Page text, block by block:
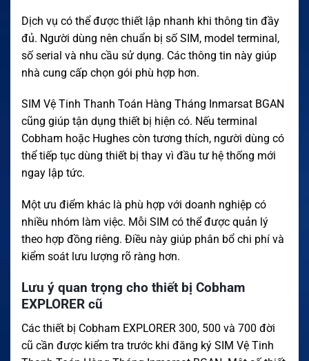
Dịch vụ có thể được thiết lập nhanh khi thông tin đầy
đủ. Người dùng nên chuẩn bị số SIM, model terminal,
số serial và nhu cầu sử dụng. Các thông tin này giúp
nhà cung cấp chọn gói phù hợp hơn.
SIM Vệ Tinh Thanh Toán Hàng Tháng Inmarsat BGAN
cũng giúp tận dụng thiết bị hiện có. Nếu terminal
Cobham hoặc Hughes còn tương thích, người dùng có
thể tiếp tục dùng thiết bị thay vì đầu tư hệ thống mới
ngay lập tức.
Một ưu điểm khác là phù hợp với doanh nghiệp có
nhiều nhóm làm việc. Mỗi SIM có thể được quản lý
theo hợp đồng riêng. Điều này giúp phân bổ chi phí và
kiểm soát lưu lượng rõ ràng hơn.
Lưu ý quan trọng cho thiết bị Cobham
EXPLORER cũ
Các thiết bị Cobham EXPLORER 300, 500 và 700 đời
cũ cần được kiểm tra trước khi đăng ký SIM Vệ Tinh